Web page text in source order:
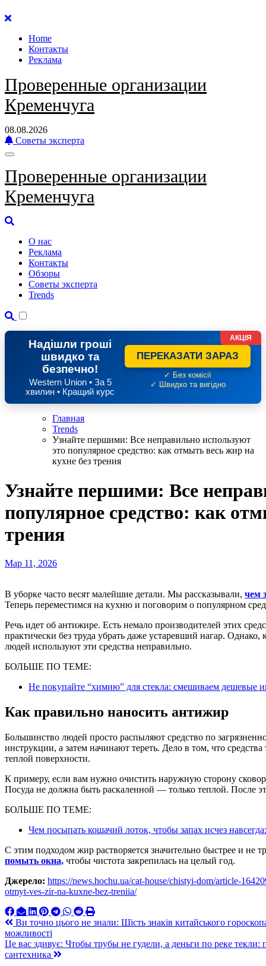
Перейти
содержанию
Home
Контакты
Реклама
Проверенные организации
Кременчуга
08.08.2026
Советы эксперта
Проверенные организации
Кременчуга
О нас
Реклама
Контакты
Обзоры
Советы эксперта
Trends
Надішли гроші
швидко та
безпечно!
Western Union • За 5
хвилин • Кращий курс
ПЕРЕКАЗАТИ ЗАРАЗ
✓ Без комісії
✓ Швидко та вигідно
АКЦІЯ
Главная
Trends
Узнайте першими: Все неправильно используют
это популярное средство: как отмыть весь жир на
кухне без трения
Узнайте першими: Все
популярное средство: как
трения
Мар 11, 2026
В уборке часто весят малейшие детали. Мы рассказывали, чем
Теперь переместимся на кухню и поговорим о популярном
Речь идет об антижире. Есть немало производителей этих
практически без труда убрать даже устаревший нагар. Однако,
людей используют эти средства неправильно.
БОЛЬШЕ ПО ТЕМЕ:
Не покупайте “химию” для стекла: смешиваем дешевые
Как правильно наносить антижир
Большинство людей просто распыляют средство по
инструкции, а затем начинают тереть. Дело в том, что
теплой поверхности.
К примеру, если вам нужно очистить наружную сторону
Посуда не должна быть раскаленной — только теплой. После
БОЛЬШЕ ПО ТЕМЕ:
Чем посыпать кошачий лоток, чтобы запах исчез
С этим подходом жир растворяется значительно быстрее и не
помыть окна, чтобы чистота закрепилась на целый год.
Джерело: https://news.hochu.ua/cat-house/chistyi-dom/article-
otmyt-ves-zir-na-kuxne-bez-treniia/
Навигация
по
записям
Ви точно цього не знали: Шість знаків китайського
можливості
Це вас здивує: Чтобы трубы не гудели, а деньги по реке
сантехника